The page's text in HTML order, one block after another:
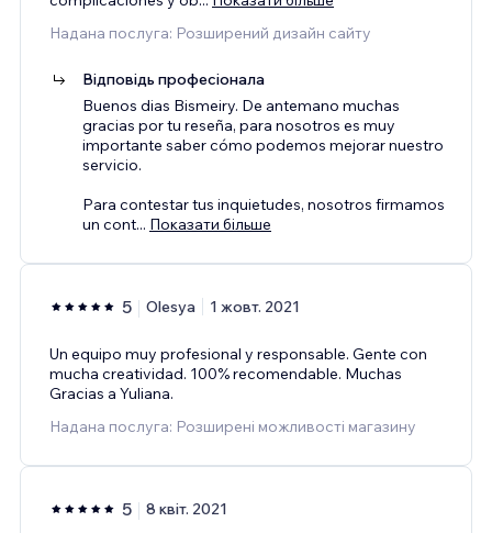
Надана послуга: Розширений дизайн сайту
Відповідь професіонала
Buenos dias Bismeiry. De antemano muchas
gracias por tu reseña, para nosotros es muy
importante saber cómo podemos mejorar nuestro
servicio.
Para contestar tus inquietudes, nosotros firmamos
un cont... Показати більше
5 Olesya 1 жовт. 2021
Un equipo muy profesional y responsable. Gente con
mucha creatividad. 100% recomendable. Muchas
Gracias a Yuliana.
Надана послуга: Розширені можливості магазину
5 8 квіт. 2021